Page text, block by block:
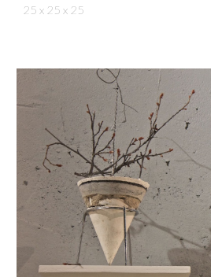
25 x 25 x 25